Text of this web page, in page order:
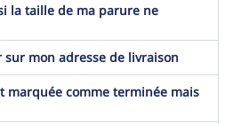
la taille de ma parure ne
sur mon adresse de livraison
marquée comme terminée mais